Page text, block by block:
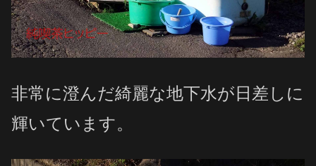
非常に澄んだ綺麗な地下水が日差しに
輝いています。